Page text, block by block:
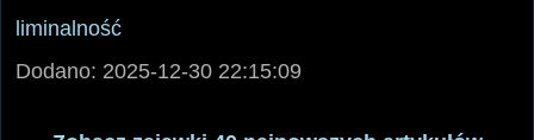
liminalność
Dodano: 2025-12-30 22:15:09